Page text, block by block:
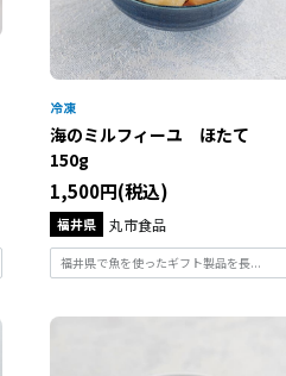
海のミルフィーユ ほたて
150g
1,500円(税込)
福井県 丸市食品
福井県で魚を使ったギフト製品を長...